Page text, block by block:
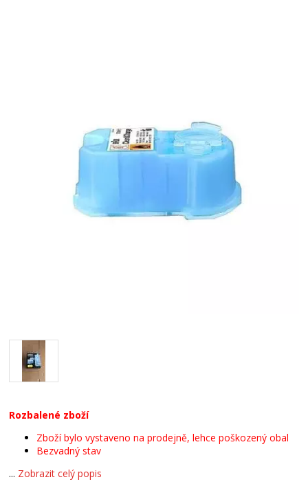
Rozbalené zboží
Zboží bylo vystaveno na prodejně, lehce poškozený obal
Bezvadný stav
... Zobrazit celý popis